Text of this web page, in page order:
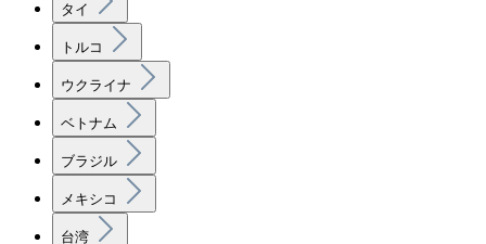
タイ
トルコ
ウクライナ
ベトナム
ブラジル
メキシコ
台湾